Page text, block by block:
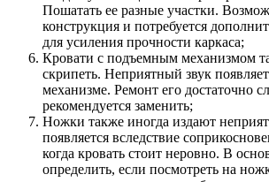
Пошатать ее разные участки.
конструкция и потребуется
для усиления прочности каркаса;
Кровати с подъемным механизмом
скрипеть. Неприятный звук
механизме. Ремонт его достаточно
рекомендуется заменить;
Ножки также иногда издают
появляется вследствие
когда кровать стоит неровно. В
определить, если посмотреть на